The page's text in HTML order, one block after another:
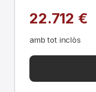
22.712 €
amb tot inclòs